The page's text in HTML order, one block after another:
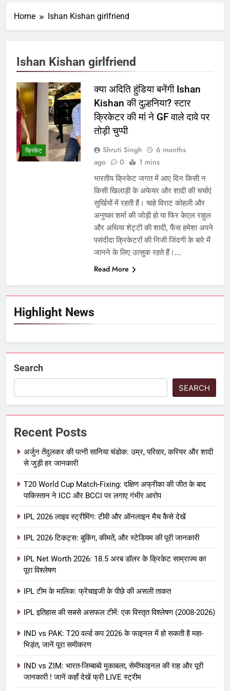
Home Ishan Kishan girlfriend
Highlight News
Ishan Kishan girlfriend
क्रिकेट
क्या अदिति हुंडिया बनेंगी Ishan
Kishan की दुल्हनिया? स्टार
क्रिकेटर की मां ने GF वाले दावे पर
तोड़ी चुप्पी
Shruti Singh
6 months
ago
0 1 mins
भारतीय क्रिकेट जगत में आए दिन किसी न
किसी खिलाड़ी के अफेयर और शादी की चर्चाएं
सुर्खियों में रहती हैं। चाहे विराट कोहली और
अनुष्का शर्मा की जोड़ी हो या फिर केएल राहुल
और अथिया शेट्टी की शादी, फैंस हमेशा अपने
पसंदीदा क्रिकेटरों की निजी जिंदगी के बारे में
जानने के लिए उत्सुक रहते हैं।…
Read More
Search
SEARCH
Recent Posts
अर्जुन तेंदुलकर की पत्नी सानिया चंडोक: उम्र, परिवार, करियर और शादी
से जुड़ी हर जानकारी
T20 World Cup Match-Fixing: दक्षिण अफ्रीका की जीत के बाद
पाकिस्तान ने ICC और BCCI पर लगाए गंभीर आरोप
IPL 2026 लाइव स्ट्रीमिंग: टीवी और ऑनलाइन मैच कैसे देखें
IPL 2026 टिकट्स: बुकिंग, कीमतें, और स्टेडियम की पूरी जानकारी
IPL Net Worth 2026: 18.5 अरब डॉलर के क्रिकेट साम्राज्य का
पूरा विश्लेषण
IPL टीम के मालिक: फ्रेंचाइजी के पीछे की असली ताकत
IPL इतिहास की सबसे असफल टीमें: एक विस्तृत विश्लेषण (2008-2026)
IND vs PAK: T20 वर्ल्ड कप 2026 के फाइनल में हो सकती है महा-
भिड़ंत, जानें पूरा समीकरण
IND vs ZIM: भारत-जिम्बाब्वे मुकाबला, सेमीफाइनल की राह और पूरी
जानकारी ! जानें कहाँ देखें फ्री LIVE स्ट्रीम
IPL Net Worth 2026: 18.5 अरब डॉलर
आईपीएल 2026 क्रिकेट
IPL टीम के मालिक: फ्रेंचाइजी के पीछे की
असली ताकत
आईपीएल 2026 क्रिकेट